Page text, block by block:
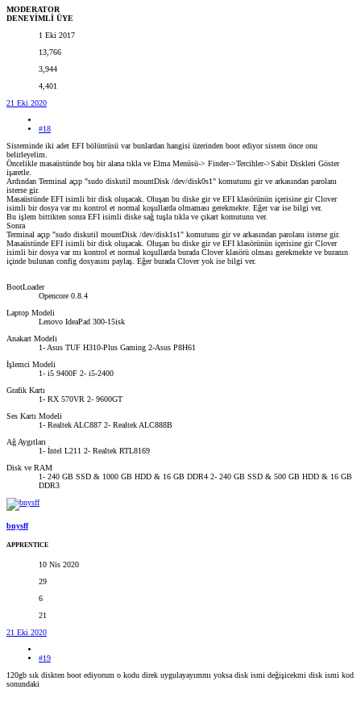
MODERATOR
DENEYİMLİ ÜYE
1 Eki 2017
13,766
3,944
4,401
21 Eki 2020
#18
Sisteminde iki adet EFI bölüntüsü var bunlardan hangisi üzerinden boot ediyor sistem önce onu
belirleyelim.
Öncelikle masaüstünde boş bir alana tıkla ve Elma Menüsü-> Finder->Tercihler->Sabit Diskleri Göster
işaretle.
Ardından Terminal açıp "sudo diskutil mountDisk /dev/disk0s1" komutunu gir ve arkasından parolanı
isterse gir.
Masaüstünde EFI isimli bir disk oluşacak. Oluşan bu diske gir ve EFI klasörünün içerisine gir Clover
isimli bir dosya var mı kontrol et normal koşullarda olmaması gerekmekte. Eğer var ise bilgi ver.
Bu işlem bittikten sonra EFI isimli diske sağ tuşla tıkla ve çıkart komutunu ver.
Sonra
Terminal açıp "sudo diskutil mountDisk /dev/disk1s1" komutunu gir ve arkasından parolanı isterse gir.
Masaüstünde EFI isimli bir disk oluşacak. Oluşan bu diske gir ve EFI klasörünün içerisine gir Clover
isimli bir dosya var mı kontrol et normal koşullarda burada Clover klasörü olması gerekmekte ve buranın
içinde bulunan config dosyasını paylaş. Eğer burada Clover yok ise bilgi ver.
BootLoader
Opencore 0.8.4
Laptop Modeli
Lenovo IdeaPad 300-15isk
Anakart Modeli
1- Asus TUF H310-Plus Gaming 2-Asus P8H61
İşlemci Modeli
1- i5 9400F 2- i5-2400
Grafik Kartı
1- RX 570VR 2- 9600GT
Ses Kartı Modeli
1- Realtek ALC887 2- Realtek ALC888B
Ağ Aygıtları
1- İntel L211 2- Realtek RTL8169
Disk ve RAM
1- 240 GB SSD & 1000 GB HDD & 16 GB DDR4 2- 240 GB SSD & 500 GB HDD & 16 GB
DDR3
bnysff
APPRENTICE
10 Nis 2020
29
6
21
21 Eki 2020
#19
120gb sık diskten boot ediyorum o kodu direk uygulayayımmı yoksa disk ismi değişicekmi disk ismi kod
sonundaki